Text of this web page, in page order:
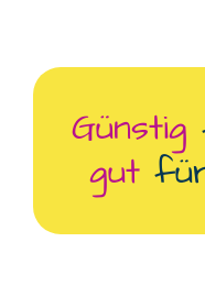
Günstig
gut